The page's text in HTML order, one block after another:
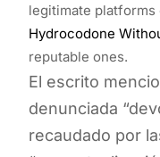
legitimate platforms
Hydrocodone
reputable ones.
El escrito
denunciada
recaudado por